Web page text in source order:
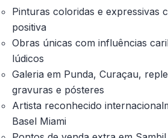
Pinturas coloridas e expressivas
positiva
Obras únicas com influências
lúdicos
Galeria em Punda, Curaçau,
gravuras e pósteres
Artista reconhecido
Basel Miami